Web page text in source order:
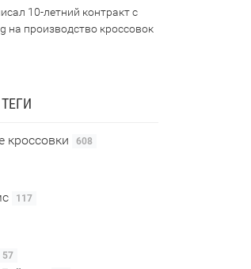
10-летний контракт с
на производство кроссовок
кроссовки 608
117
57